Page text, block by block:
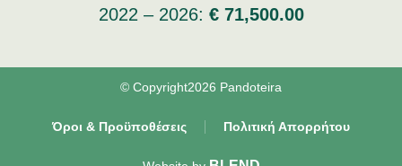
2022 – 2026: € 71,500.00
© Copyright2026 Pandoteira
Όροι & Προϋποθέσεις Πολιτική Απορρήτου